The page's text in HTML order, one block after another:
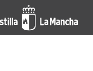
la